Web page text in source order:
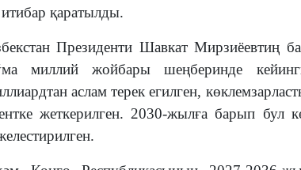
қаратылды.
Президенти Шавкат Мирзиёевтиң
миллий жойбары шеңберинде
аслам терек егилген,
жеткерилген. 2030-жылға барып бул